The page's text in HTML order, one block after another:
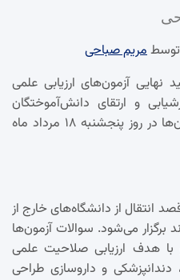
مریم صباحی
آزمون‌های ارزیابی علمی
و ارتقای دانش‌آموختگان
داروسازی را منتشر کرد. این آزمون‌ها در روز پنجشنبه ۱۸ مرداد ماه
انتقال از دانشگاه‌های خارج از
برگزار می‌شود. سوالات آزمون‌ها
هدف ارزیابی صلاحیت علمی
و داروسازی طراحی